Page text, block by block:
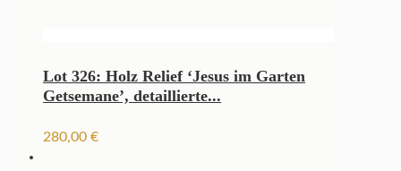
Lot 326: Holz Relief ‘Jesus im Garten
Getsemane’, detaillierte...
280,00 €